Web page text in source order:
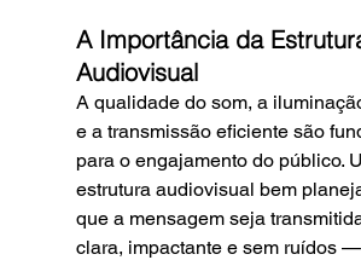
A Importância da
Audiovisual
A qualidade do som, a
e a transmissão eficiente são
para o engajamento do público.
estrutura audiovisual bem
que a mensagem seja
clara, impactante e sem ruídos —